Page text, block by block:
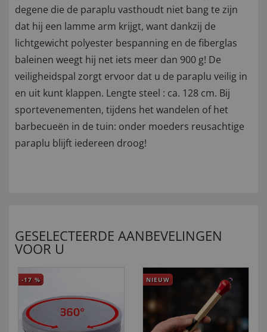
degene die de paraplu vasthoudt niet bang te zijn
dat hij een lamme arm krijgt, want dankzij de
lichtgewicht polyester bespanning en de fiberglas
baleinen weegt hij net iets meer dan 900 g! De
veiligheidspal zorgt ervoor dat u de paraplu veilig in
en uit kunt klappen. Lengte steel : ca. 128 cm. Bij
sportevenementen, tijdens het wandelen of het
barbecueën in de tuin: onder moeders reusachtige
paraplu blijft iedereen droog!
GESELECTEERDE AANBEVELINGEN
VOOR U
-17 % NIEUW